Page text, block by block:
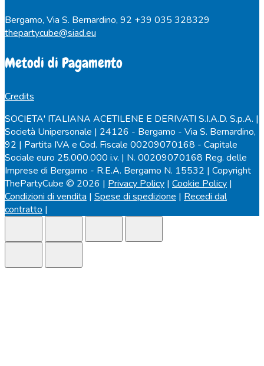
Bergamo, Via S. Bernardino, 92 +39 035 328329
thepartycube@siad.eu
Metodi di Pagamento
Credits
SOCIETA' ITALIANA ACETILENE E DERIVATI S.I.A.D. S.p.A. |
Società Unipersonale | 24126 - Bergamo - Via S. Bernardino,
92 | Partita IVA e Cod. Fiscale 00209070168 - Capitale
Sociale euro 25.000.000 i.v. | N. 00209070168 Reg. delle
Imprese di Bergamo - R.E.A. Bergamo N. 15532 | Copyright
ThePartyCube © 2026 | Privacy Policy | Cookie Policy |
Condizioni di vendita | Spese di spedizione | Recedi dal
contratto |